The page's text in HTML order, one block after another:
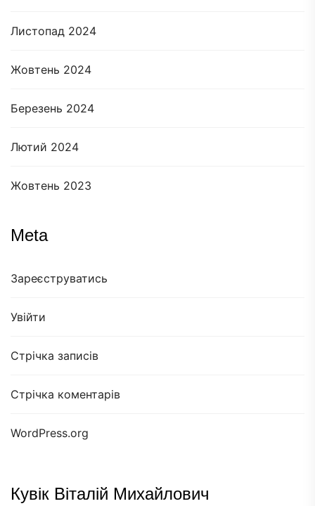
Листопад 2024
Жовтень 2024
Березень 2024
Лютий 2024
Жовтень 2023
Meta
Зареєструватись
Увійти
Стрічка записів
Стрічка коментарів
WordPress.org
Кувік Віталій Михайлович